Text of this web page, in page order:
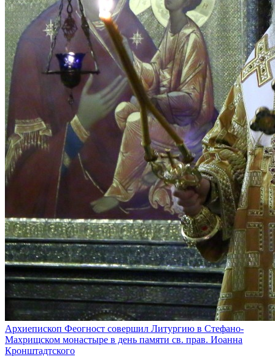
Архиепископ Феогност совершил Литургию в Стефано-
Махрищском монастыре в день памяти св. прав. Иоанна
Кронштадтского